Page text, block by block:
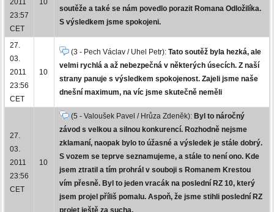
2011
23:57
CET
10
soutěže a také se nám povedlo porazit Romana Odložilíka.
S výsledkem jsme spokojeni.
27.
03.
2011
23:56
CET
10
(3 - Pech Václav / Uhel Petr): Tato soutěž byla hezká, ale
velmi rychlá a až nebezpečná v některých úsecích. Z naší
strany panuje s výsledkem spokojenost. Zajeli jsme naše
dnešní maximum, na víc jsme skutečně neměli
27.
03.
2011
23:56
CET
10
(5 - Valoušek Pavel / Hrůza Zdeněk): Byl to náročný
závod s velkou a silnou konkurencí. Rozhodně nejsme
zklamaní, naopak bylo to úžasné a výsledek je stále dobrý.
S vozem se teprve seznamujeme, a stále to není ono. Kde
jsem ztratil a tím prohrál v souboji s Romanem Krestou
vím přesně. Byl to jeden vracák na poslední RZ 10, který
jsem projel příliš pomalu. Aspoň, že jsme stihli poslední RZ
projet ještě za sucha.